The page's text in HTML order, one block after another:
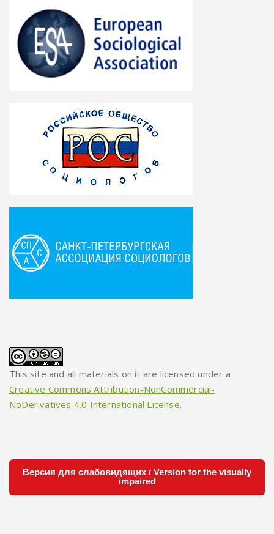
This site and all materials on it are licensed under a
Creative Commons Attribution-NonCommercial-
NoDerivatives 4.0 International License.
Версия для слабовидящих / Version for the visually
impaired